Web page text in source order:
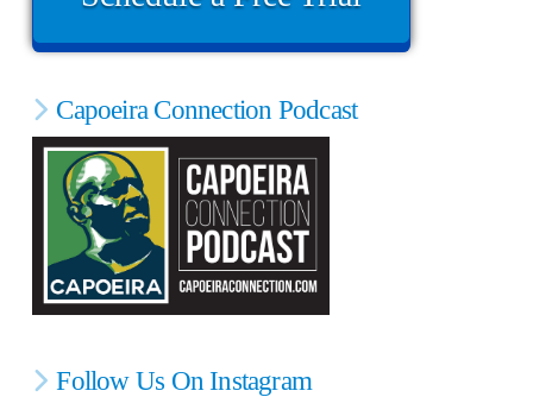
Capoeira Connection Podcast
Follow Us On Instagram